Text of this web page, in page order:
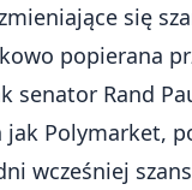
się
popierana
Rand
Polymarket,
wcześniej